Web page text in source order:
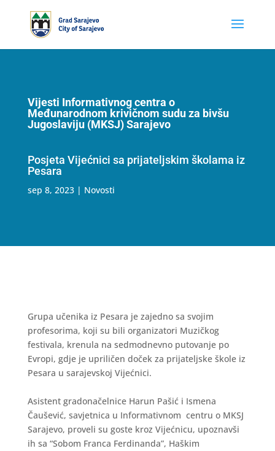
Vijesti Informativnog centra o
Međunarodnom krivičnom sudu za bivšu
Jugoslaviju (MKSJ) Sarajevo
Posjeta Vijećnici sa prijateljskim školama iz
Pesara
sep 8, 2023| Novosti
Grupa učenika iz Pesara je zajedno sa svojim
profesorima, koji su bili organizatori Muzičkog
festivala, krenula na sedmodnevno putovanje po
Evropi, gdje je upriličen doček za prijateljske škole iz
Pesara u sarajevskoj Vijećnici.
Asistent gradonačelnice Harun Pašić i Ismena
Čaušević, savjetnica u Informativnom centru o MKSJ
Sarajevo, proveli su goste kroz Vijećnicu, upoznavši
ih sa “Sobom Franca Ferdinanda”, Haškim